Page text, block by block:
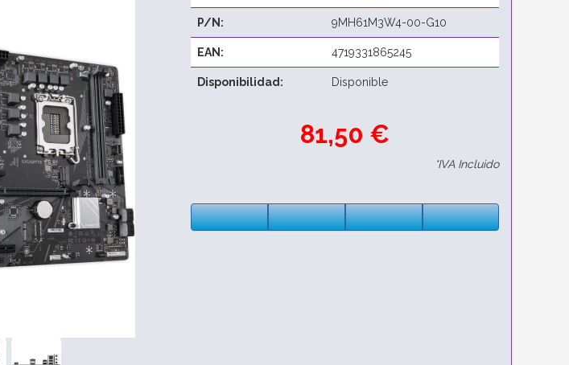
P/N: 9MH61M3W4-00-G10
EAN: 4719331865245
Disponibilidad: Disponible
81,50 €
*IVA Incluido